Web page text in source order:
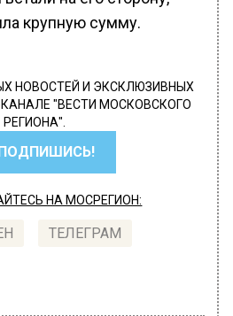
крупную сумму.
НОВОСТЕЙ И ЭКСКЛЮЗИВНЫХ
"ВЕСТИ МОСКОВСКОГО
РЕГИОНА".
НА МОСРЕГИОН:
ТЕЛЕГРАМ